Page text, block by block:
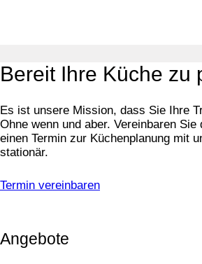
Bereit Ihre Küche zu
Es ist unsere Mission, dass Sie Ihre
Ohne wenn und aber. Vereinbaren
einen Termin zur Küchenplanung mit
stationär.
Termin vereinbaren
Angebote